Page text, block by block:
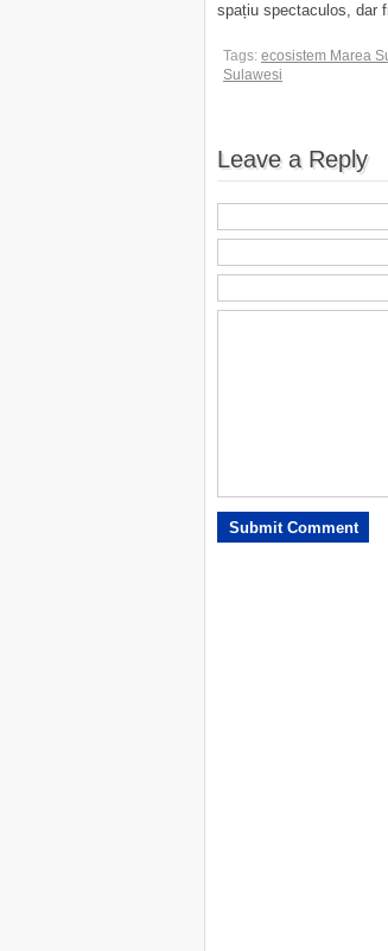
spațiu spectaculos, dar
Tags: ecosistem Marea
Sulawesi
Leave a Reply